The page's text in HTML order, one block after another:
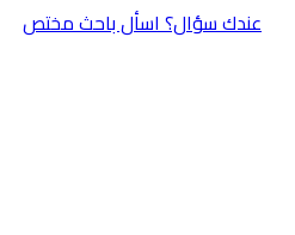
عندك سؤال؟ اسأل باحث مختص